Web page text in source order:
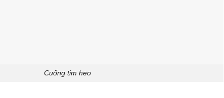
Cuống tim heo